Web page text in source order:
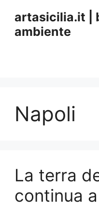
contenuto
artasicilia.it |
ambiente
Napoli
La terra
continua